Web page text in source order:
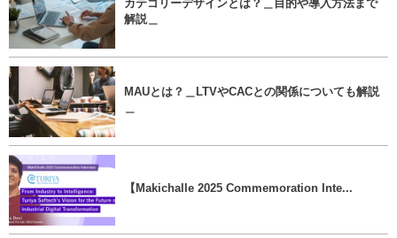
カテゴリーデザインとは？＿目的や導入方法まで
解説＿
MAUとは？＿LTVやCACとの関係についても解説
【Makichalle 2025 Commemoration Inte...